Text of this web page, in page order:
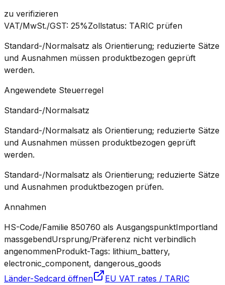
zu verifizieren
VAT/MwSt./GST: 25%Zollstatus: TARIC prüfen
Standard-/Normalsatz als Orientierung; reduzierte Sätze
und Ausnahmen müssen produktbezogen geprüft
werden.
Angewendete Steuerregel
Standard-/Normalsatz
Standard-/Normalsatz als Orientierung; reduzierte Sätze
und Ausnahmen müssen produktbezogen geprüft
werden.
Standard-/Normalsatz als Orientierung; reduzierte Sätze
und Ausnahmen produktbezogen prüfen.
Annahmen
HS-Code/Familie 850760 als AusgangspunktImportland
massgebendUrsprung/Präferenz nicht verbindlich
angenommenProdukt-Tags: lithium_battery,
electronic_component, dangerous_goods
Länder-Sedcard öffnen
EU VAT rates / TARIC